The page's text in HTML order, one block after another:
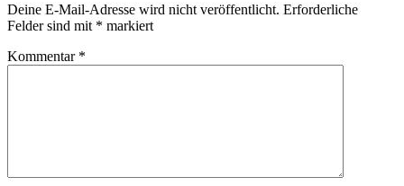
Deine E-Mail-Adresse wird nicht veröffentlicht. Erforderliche
Felder sind mit * markiert
Kommentar *